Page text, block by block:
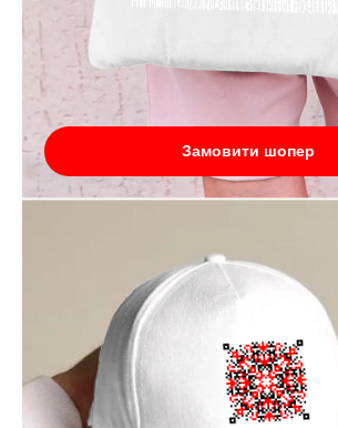
Замовити шопер